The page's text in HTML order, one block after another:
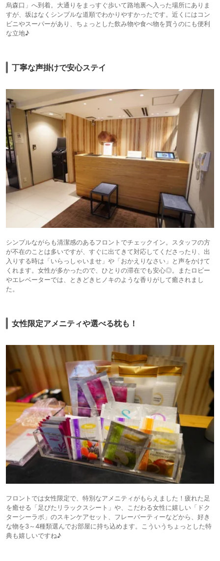
烏森口」へ到着。大通りをまっすぐ歩いて路地裏へ入った場所にありま
すが、坂はなくシンプルな道順でわかりやすかったです。近くにはコン
ビニやスーパーがあり、ちょっとした飲み物や食べ物を買うのにも便利
な立地♪
丁寧な声掛けで安心ステイ
シンプルながらも清潔感のあるフロントでチェックイン。スタッフの方
が不在のことは多いですが、すぐに出てきて対応してくださったり、出
入りする時は「いらっしゃいませ」や「おかえりなさい」と声をかけて
くれます。女性が多かったので、ひとりの滞在でも安心◎。またロビー
やエレベーターでは、ときどきヒノキのような香りがして癒されまし
た。
女性限定アメニティや選べる枕も！
フロントでは女性限定で、特別なアメニティがもらえました！疲れた足
を癒せる「足ぴたリラックスシート」や、こだわる女性に嬉しい「ドク
ターシーラボ」のスキンケアセット、フレーバーティーなどから、好き
な物を3～4種類選んでお部屋に持ち込めます。こういうちょっとした特
典も嬉しいですね♪